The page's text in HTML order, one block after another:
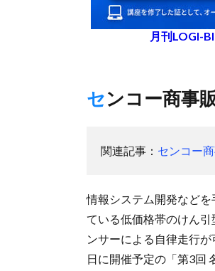
月刊LOGI-
センコー商
関連記事： センコー
情報システム開発など
ている低価格帯のけん
ンサーによる自律走行
日に開催予定の「第3回